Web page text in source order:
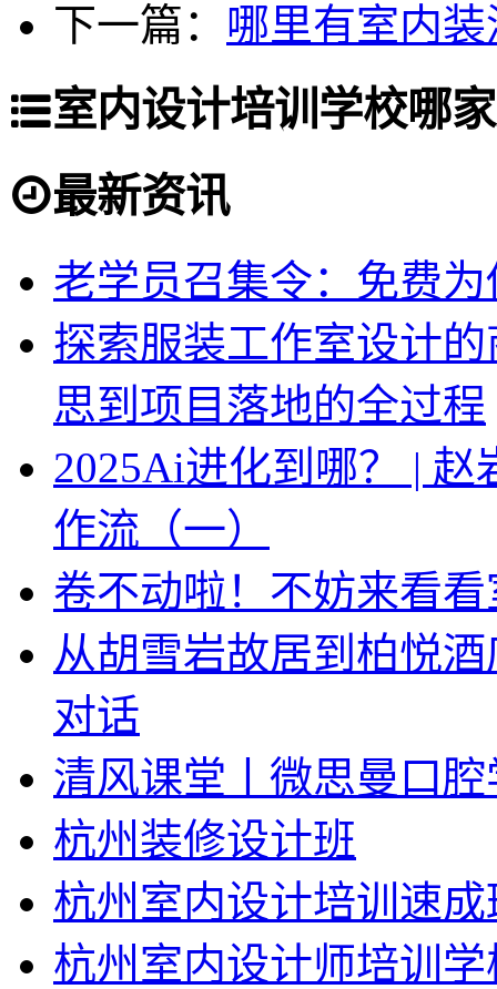
下一篇： 哪里有室内
室内设计培训学校哪
最新资讯
老学员召集令：免费
探索服装工作室设计
思到项目落地的全过程
2025Ai进化到哪？ |
作流（一）
卷不动啦！不妨来看
从胡雪岩故居到柏悦
对话
清风课堂丨微思曼口
杭州装修设计班
杭州室内设计培训速成
杭州室内设计师培训